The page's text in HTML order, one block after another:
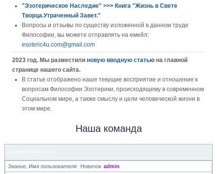
"Эзотерическое Наследие" >>> Книга "Жизнь в Свете
Творца.Утраченный Завет."
Вопросы и отзывы по существу изложенной в данном труде
Философии, вы можете отправлять на емейл:
esoteric4u.com@gmail.com
2023 год. Мы разместили новую вводную статью на главной
странице нашего сайта.
В статье отображено наше текущие восприятие и отношение к
вопросам Философии Эзотерики, происходящему в современном
Социальном мире, а также смыслу и цели человеческой жизни в
этом мире.
Наша команда
Звание, Имя пользователя Новичок admin